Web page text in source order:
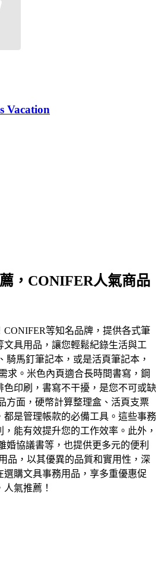
Vacation
，CONIFER人氣商品
等知名品牌，提供各式筆
具用品，讓您輕鬆紀錄生活與工
騎馬釘筆記本，或是活頁筆記本，
求。米色內頁適合長時間書寫，鋼
色印刷，書寫不干擾，是您不可或缺
方面，硬幣計算整理盒、活頁支票
都是管理帳款的必備工具。這些事務
能有效提升您的工作效率。此外，
婚協議書等，也提供更多元的便利
品，以其優異的品質和實用性，深
選購文具事務用品，享多重優惠促
氣推薦！